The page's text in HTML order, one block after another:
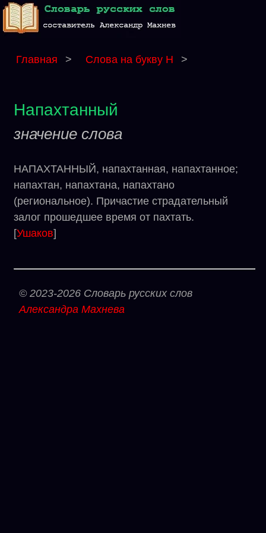
Главная > Слова на букву Н >
Напахтанный
значение слова
НАПАХТАННЫЙ, напахтанная, напахтанное;
напахтан, напахтана, напахтано
(региональное). Причастие страдательный
залог прошедшее время от пахтать.
[Ушаков]
© 2023-2026 Словарь русских слов
Александра Махнева